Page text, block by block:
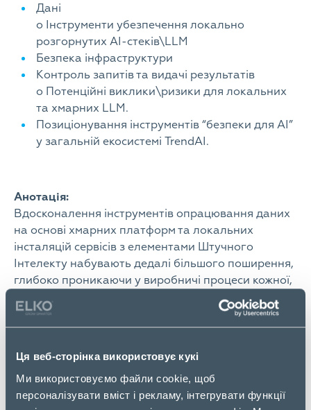
Ця веб-сторінка використовує кукі
Ми використовуємо файли cookie, щоб
персоналізувати вміст і рекламу, інтегрувати функції
Дані
o Інструменти убезпечення локально
розгорнутих АІ-стеків\LLM
Безпека інфраструктури
Контроль запитів та видачі результатів
o Потенційні виклики\ризики для локальних
та хмарних LLM.
Позиціонування інструментів “безпеки для АІ”
у загальній екосистемі TrendAI.
Анотація:
Вдосконалення інструментів опрацювання даних
на основі хмарних платформ та локальних
інсталяцій сервісів з елементами Штучного
Інтелекту набувають дедалі більшого поширення,
глибоко проникаючи у виробничі процеси кожної,
без виключення, організації. Тому розуміння
адміністративних та технологічних викликів, що
обов’язково мають бути опрацьованими перед
суттєвої критичності. Саме цій тематиці буде
присвячена доповідь провідного технічного
спеціаліста TrendAI – Дмитра Остапенка на